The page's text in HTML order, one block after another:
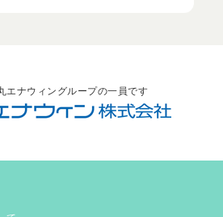
エナウィングループの一員です